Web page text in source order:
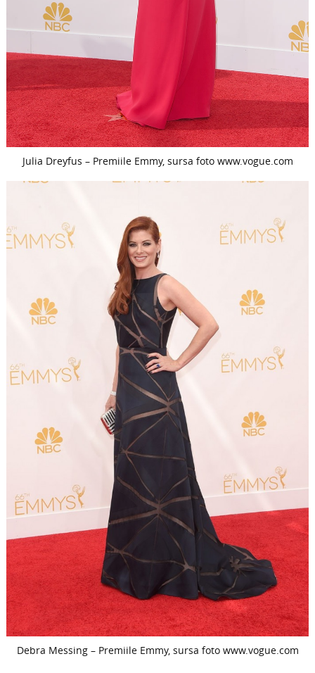
Julia Dreyfus – Premiile Emmy, sursa foto www.vogue.com
Debra Messing – Premiile Emmy, sursa foto www.vogue.com